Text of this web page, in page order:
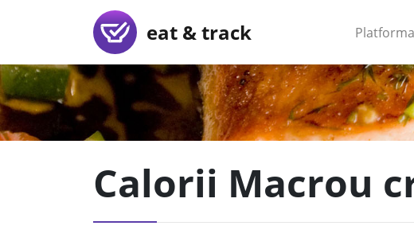
eat & track Platforma
Calorii Macrou